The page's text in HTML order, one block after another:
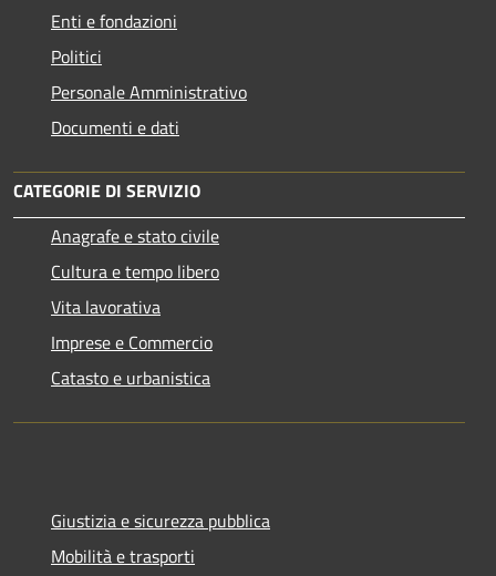
Enti e fondazioni
Politici
Personale Amministrativo
Documenti e dati
CATEGORIE DI SERVIZIO
Anagrafe e stato civile
Cultura e tempo libero
Vita lavorativa
Imprese e Commercio
Catasto e urbanistica
Giustizia e sicurezza pubblica
Mobilità e trasporti